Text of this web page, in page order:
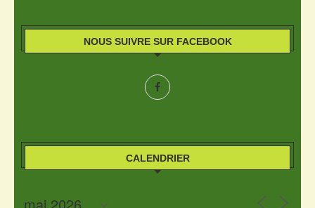
NOUS SUIVRE SUR FACEBOOK
CALENDRIER